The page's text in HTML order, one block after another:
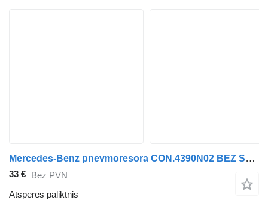
Mercedes-Benz pnevmoresora CON.4390N02 BEZ STAKANA, VERH 1ShP+ShT POWERTECH 94390-02P atsperes paliktnis paredzēts Mercedes-Benz ACTROS MP2 / MP3 kravas automašīnas
33 € Bez PVN
Atsperes paliktnis